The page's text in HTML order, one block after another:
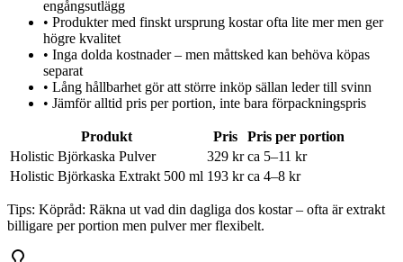
engångsutlägg
• Produkter med finskt ursprung kostar ofta lite mer men ger
högre kvalitet
• Inga dolda kostnader – men måttsked kan behöva köpas
separat
• Lång hållbarhet gör att större inköp sällan leder till svinn
• Jämför alltid pris per portion, inte bara förpackningspris
Produkt Pris
Pris per portion
Holistic Björkaska Pulver
329 kr ca 5–11 kr
Holistic Björkaska Extrakt 500 ml 193 kr ca 4–8 kr
Tips: Köpråd: Räkna ut vad din dagliga dos kostar – ofta är extrakt
billigare per portion men pulver mer flexibelt.